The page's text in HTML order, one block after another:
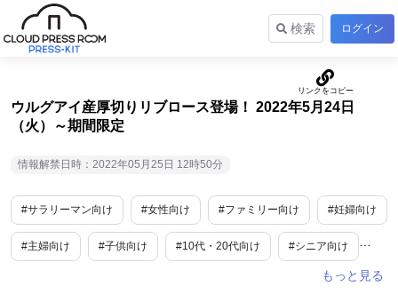
検索 ログイン
ウルグアイ産厚切りリブロース登場！ 2022年5月24日
（火）～期間限定
情報解禁日時：2022年05月25日 12時50分
#サラリーマン向け #女性向け #ファミリー向け #妊婦向け
#主婦向け #子供向け #10代・20代向け #シニア向け
#期間限定